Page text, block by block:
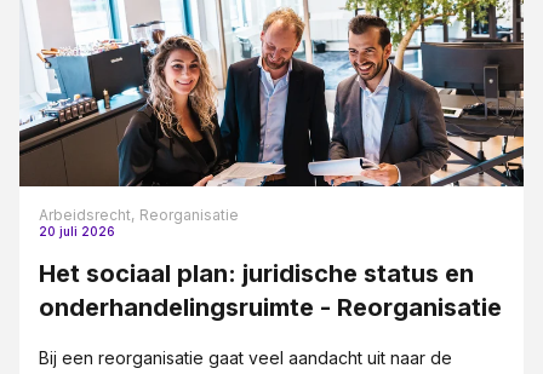
Arbeidsrecht, Reorganisatie
20 juli 2026
Het sociaal plan: juridische status en
onderhandelingsruimte - Reorganisatie
Bij een reorganisatie gaat veel aandacht uit naar de